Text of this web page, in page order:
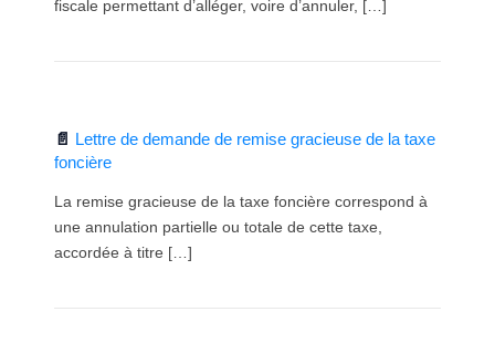
fiscale permettant d’alléger, voire d’annuler, […]
Lettre de demande de remise gracieuse de la taxe
foncière
La remise gracieuse de la taxe foncière correspond à
une annulation partielle ou totale de cette taxe,
accordée à titre […]